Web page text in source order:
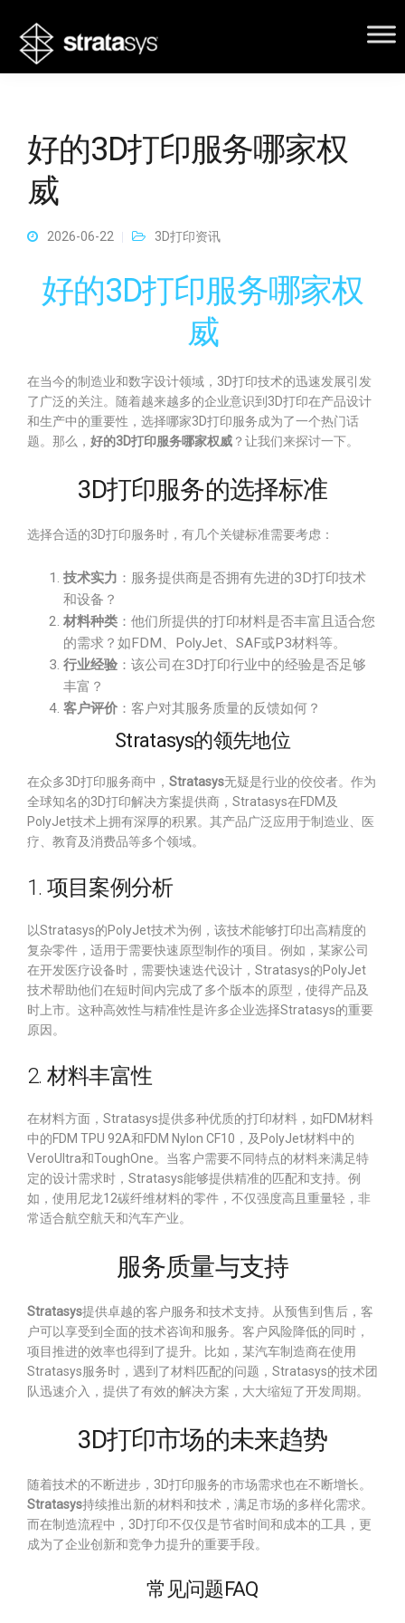
好的3D打印服务哪家权
威
2026-06-22 3D打印资讯
好的3D打印服务哪家权
威
在当今的制造业和数字设计领域，3D打印技术的迅速发展引发
了广泛的关注。随着越来越多的企业意识到3D打印在产品设计
和生产中的重要性，选择哪家3D打印服务成为了一个热门话
题。那么， 好的3D打印服务哪家权威 ？让我们来探讨一下。
3D打印服务的选择标准
选择合适的3D打印服务时，有几个关键标准需要考虑：
技术实力 ：服务提供商是否拥有先进的3D打印技术
和设备？
材料种类 ：他们所提供的打印材料是否丰富且适合您
的需求？如FDM、PolyJet、SAF或P3材料等。
行业经验 ：该公司在3D打印行业中的经验是否足够
丰富？
客户评价 ：客户对其服务质量的反馈如何？
Stratasys的领先地位
在众多3D打印服务商中， Stratasys无疑是行业的佼佼者。作为
全球知名的3D打印解决方案提供商，Stratasys在FDM及
PolyJet技术上拥有深厚的积累。其产品广泛应用于制造业、医
疗、教育及消费品等多个领域。
1. 项目案例分析
以Stratasys的PolyJet技术为例，该技术能够打印出高精度的
复杂零件，适用于需要快速原型制作的项目。例如，某家公司
在开发医疗设备时，需要快速迭代设计，Stratasys的PolyJet
技术帮助他们在短时间内完成了多个版本的原型，使得产品及
时上市。这种高效性与精准性是许多企业选择Stratasys的重要
原因。
2. 材料丰富性
在材料方面，Stratasys提供多种优质的打印材料，如FDM材料
中的FDM TPU 92A和FDM Nylon CF10，及PolyJet材料中的
VeroUltra和ToughOne。当客户需要不同特点的材料来满足特
定的设计需求时，Stratasys能够提供精准的匹配和支持。例
如，使用尼龙12碳纤维材料的零件，不仅强度高且重量轻，非
常适合航空航天和汽车产业。
服务质量与支持
Stratasys提供卓越的客户服务和技术支持。从预售到售后，客
户可以享受到全面的技术咨询和服务。客户风险降低的同时，
项目推进的效率也得到了提升。比如，某汽车制造商在使用
Stratasys服务时，遇到了材料匹配的问题，Stratasys的技术团
队迅速介入，提供了有效的解决方案，大大缩短了开发周期。
3D打印市场的未来趋势
随着技术的不断进步，3D打印服务的市场需求也在不断增长。
Stratasys持续推出新的材料和技术，满足市场的多样化需求。
而在制造流程中，3D打印不仅仅是节省时间和成本的工具，更
成为了企业创新和竞争力提升的重要手段。
常见问题FAQ